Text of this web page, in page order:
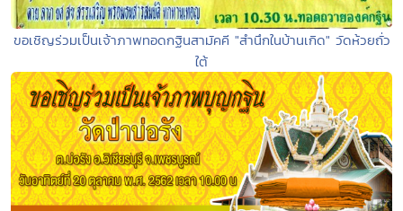
ขอเชิญร่วมเป็นเจ้าภาพทอดกฐินสามัคคี "สำนึกในบ้านเกิด" วัดห้วยถั่ว
ใต้